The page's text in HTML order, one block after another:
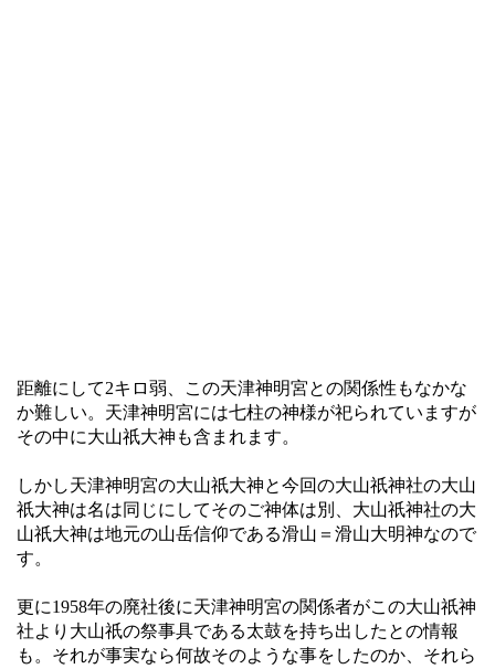
距離にして2キロ弱、この天津神明宮との関係性もなかな
か難しい。天津神明宮には七柱の神様が祀られていますが
その中に大山祇大神も含まれます。
しかし天津神明宮の大山祇大神と今回の大山祇神社の大山
祇大神は名は同じにしてそのご神体は別、大山祇神社の大
山祇大神は地元の山岳信仰である滑山＝滑山大明神なので
す。
更に1958年の廃社後に天津神明宮の関係者がこの大山祇神
社より大山祇の祭事具である太鼓を持ち出したとの情報
も。それが事実なら何故そのような事をしたのか、それら